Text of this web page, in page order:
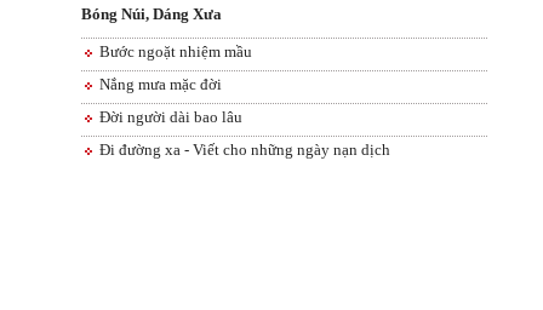
Bóng Núi, Dáng Xưa
Bước ngoặt nhiệm mầu
Nắng mưa mặc đời
Đời người dài bao lâu
Đi đường xa - Viết cho những ngày nạn dịch